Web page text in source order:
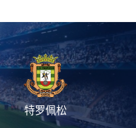
特罗佩松